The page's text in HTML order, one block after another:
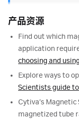
产品资源
Find out which
application
choosing and
Explore ways to
Scientists guide
Cytiva’s
magnetized tube